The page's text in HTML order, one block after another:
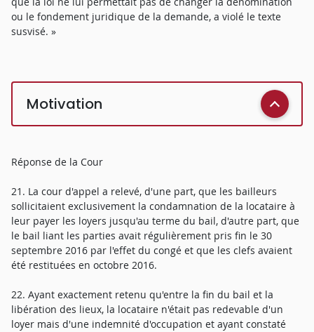
ou le fondement juridique de la demande, a violé le texte
susvisé. »
Motivation
Réponse de la Cour
21. La cour d'appel a relevé, d'une part, que les bailleurs
sollicitaient exclusivement la condamnation de la locataire à
leur payer les loyers jusqu'au terme du bail, d'autre part, que
le bail liant les parties avait régulièrement pris fin le 30
septembre 2016 par l'effet du congé et que les clefs avaient
été restituées en octobre 2016.
22. Ayant exactement retenu qu'entre la fin du bail et la
libération des lieux, la locataire n'était pas redevable d'un
loyer mais d'une indemnité d'occupation et ayant constaté